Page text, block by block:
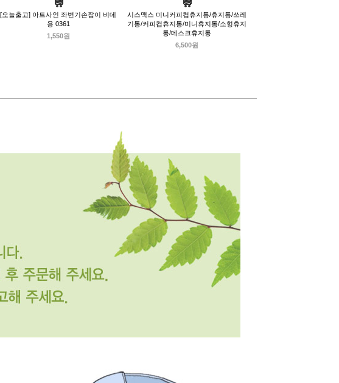
[오늘출고] 아트사인 좌변기손잡이 비데
용 0361
1,550원
시스맥스 미니커피컵휴지통/휴지통/쓰레
기통/커피컵휴지통/미니휴지통/소형휴지
통/데스크휴지통
6,500원